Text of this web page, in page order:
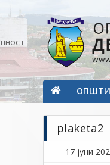
Општина
Општина
plaketa2
17 јуни